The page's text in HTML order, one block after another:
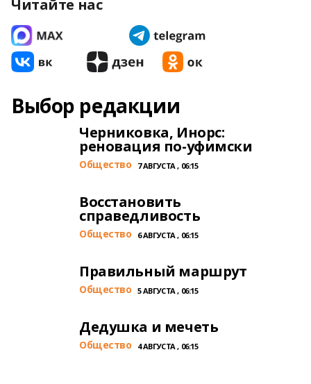
Читайте нас
Выбор редакции
Черниковка, Инорс:
реновация по-уфимски
Общество 7 АВГУСТА , 06:15
Восстановить
справедливость
Общество 6 АВГУСТА , 06:15
Правильный маршрут
Общество 5 АВГУСТА , 06:15
Дедушка и мечеть
Общество 4 АВГУСТА , 06:15